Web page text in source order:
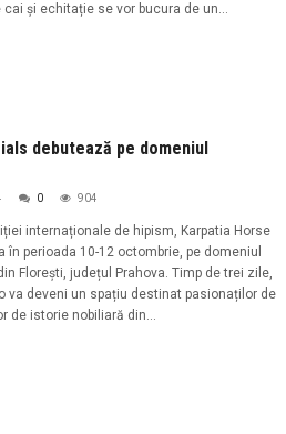
şi echitație se vor bucura de un...
debutează pe domeniul
0 904
internaționale de hipism, Karpatia Horse
în perioada 10-12 octombrie, pe domeniul
Florești, județul Prahova. Timp de trei zile,
va deveni un spațiu destinat pasionaților de
de istorie nobiliară din...